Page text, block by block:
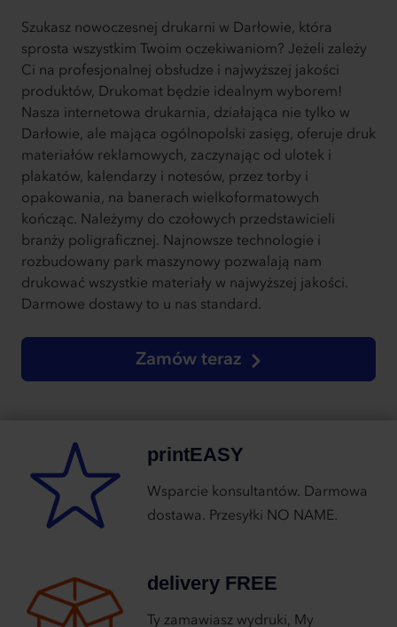
Szukasz nowoczesnej drukarni w Darłowie, która
sprosta wszystkim Twoim oczekiwaniom? Jeżeli zależy
Ci na profesjonalnej obsłudze i najwyższej jakości
produktów, Drukomat będzie idealnym wyborem!
Nasza internetowa drukarnia, działająca nie tylko w
Darłowie, ale mająca ogólnopolski zasięg, oferuje druk
materiałów reklamowych, zaczynając od ulotek i
plakatów, kalendarzy i notesów, przez torby i
opakowania, na banerach wielkoformatowych
kończąc. Należymy do czołowych przedstawicieli
branży poligraficznej. Najnowsze technologie i
rozbudowany park maszynowy pozwalają nam
drukować wszystkie materiały w najwyższej jakości.
Darmowe dostawy to u nas standard.
Zamów teraz
printEASY
Wsparcie konsultantów. Darmowa
dostawa. Przesyłki NO NAME.
delivery FREE
Ty zamawiasz wydruki, My